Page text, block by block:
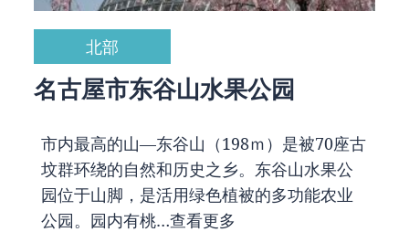
北部
名古屋市东谷山水果公园
市内最高的山—东谷山（198ｍ）是被70座古
坟群环绕的自然和历史之乡。东谷山水果公
园位于山脚，是活用绿色植被的多功能农业
公园。园内有桃…查看更多